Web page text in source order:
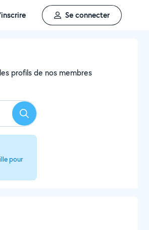
Se connecter
profils de nos membres
Rechercher
pour